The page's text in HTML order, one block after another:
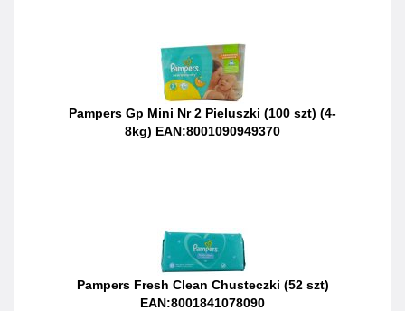
Pampers Gp Mini Nr 2 Pieluszki (100 szt) (4-
8kg) EAN:8001090949370
Pampers Fresh Clean Chusteczki (52 szt)
EAN:8001841078090